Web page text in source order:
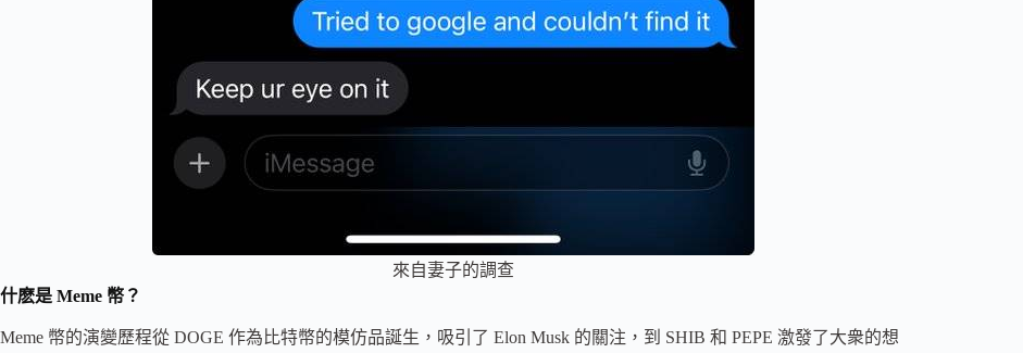
來自妻子的調查
什麽是 Meme 幣？
Meme 幣的演變歷程從 DOGE 作為比特幣的模仿品誕生，吸引了 Elon Musk 的關注，到 SHIB 和 PEPE 激發了大衆的想